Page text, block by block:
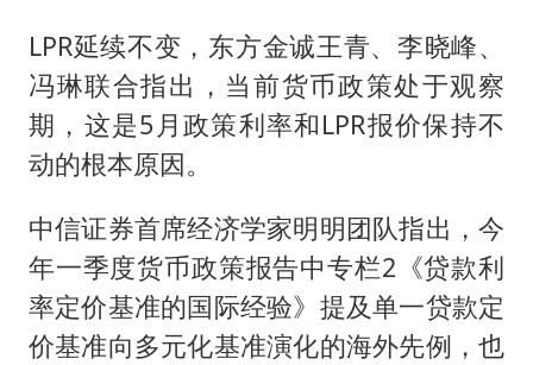
LPR延续不变，东方金诚王青、李晓峰、
冯琳联合指出，当前货币政策处于观察
期，这是5月政策利率和LPR报价保持不
动的根本原因。
中信证券首席经济学家明明团队指出，今
年一季度货币政策报告中专栏2《贷款利
率定价基准的国际经验》提及单一贷款定
价基准向多元化基准演化的海外先例，也